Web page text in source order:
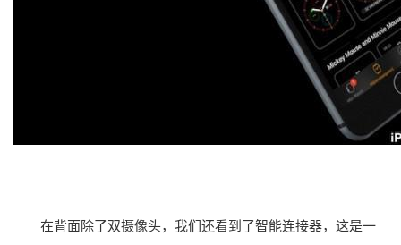
在背面除了双摄像头，我们还看到了智能连接器，这是一